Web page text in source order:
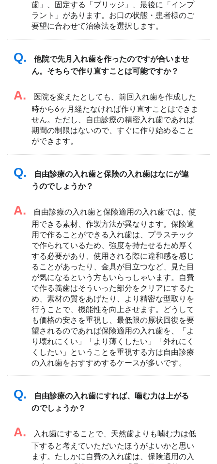
歯」、固定する「ブリッジ」、最後に「インプ
ラント」があります。お口の状態・患者様のご
要望に合わせて治療法を選択します。
Q.
他院で先月入れ歯を作ったのですが合いませ
ん。そちらで作り直すことは可能ですか？
A.
医院を変えたとしても、前回入れ歯を作成した
時から6ヶ月経たなければ作り直すことはできま
せん。ただし、自由診療の精密入れ歯であれば
期間の制限はないので、すぐに作り始めること
ができます。
Q.
自由診療の入れ歯と保険の入れ歯はなにが違
うのでしょうか？
A.
自由診療の入れ歯と保険適用の入れ歯では、使
用できる素材、作製方法が異なります。保険適
用で作ることができる入れ歯は、プラスチック
で作られているため、強度を持たせるため厚く
する必要があり、使用される際に違和感を感じ
ることがあったり、金具が目立つなど、見た目
が気になるという方もいらっしゃいます。自費
で作る義歯はそういった部分をクリアにするた
め、素材の質をあげたり、より精密な型取りを
行うことで、機能性を向上させます。どうして
も価格の安さを重視し、最低限の原状回復を要
望されるのであれば保険適用の入れ歯を、「よ
り壊れにくい」「より薄くしたい」「外れにく
くしたい」ということを重視する方は自由診療
の入れ歯をおすすめするケースが多いです。
Q.
自由診療の入れ歯にすれば、噛む力は上がる
のでしょうか？
A.
入れ歯にすることで、天然歯よりも噛む力は低
下すると考えていただいたほうがよいかと思い
ます。たしかに自費の入れ歯は、保険適用の入